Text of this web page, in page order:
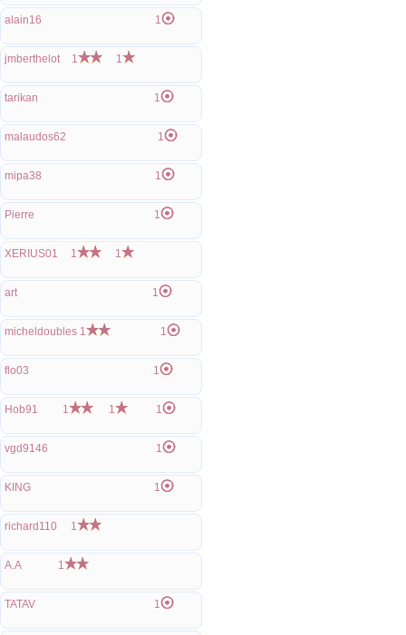
alain16 1
jmberthelot 1 1
tarikan 1
malaudos62 1
mipa38 1
Pierre 1
XERIUS01 1 1
art 1
micheldoubles 1 1
flo03 1
Hob91 1 1 1
vgd9146 1
KING 1
richard110 1
A.A 1
TATAV 1